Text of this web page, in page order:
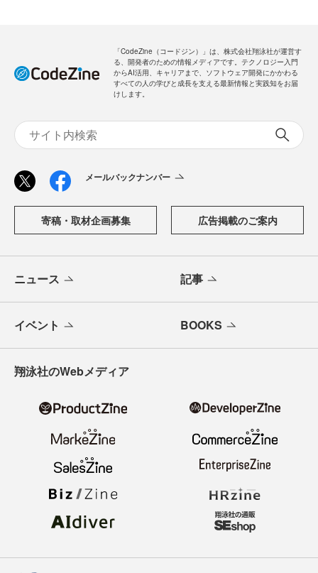
「CodeZine（コードジン）」は、株式会社翔泳社が運営す
る、開発者のための情報メディアです。テクノロジー入門
からAI活用、キャリアまで、ソフトウェア開発にかかわる
すべての人の学びと成長を支える最新情報と実践知をお届
けします。
メールバックナンバー
寄稿・取材企画募集 広告掲載のご案内
ニュース 記事
イベント BOOKS
翔泳社のWebメディア